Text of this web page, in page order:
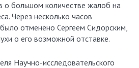
о большом количестве жалоб на
Через несколько часов
отменено Сергеем Сидорским,
о его возможной отставке.
Научно-исследовательского